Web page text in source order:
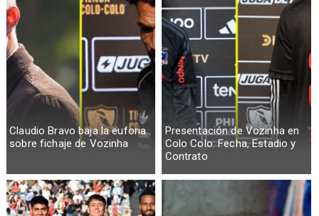
Claudio Bravo baja la euforia
sobre fichaje de Vozinha
Presentación de Vozinha en
Colo Colo: Fecha, Estadio y
Contrato